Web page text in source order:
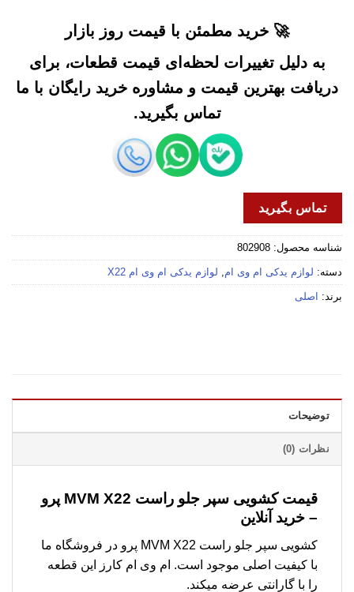
🚀 خرید مطمئن با قیمت روز بازار
به دلیل تغییرات لحظه‌ای قیمت قطعات، برای
دریافت بهترین قیمت و مشاوره خرید رایگان با ما
تماس بگیرید.
تماس بگیرید
شناسه محصول: 802908
دسته: لوازم یدکی ام وی ام, لوازم یدکی ام وی ام X22
برند: اصلی
توضیحات
نظرات (0)
قیمت کشویی سپر جلو راست MVM X22 پرو
– خرید آنلاین
کشویی سپر جلو راست MVM X22 پرو در فروشگاه ما
با کیفیت اصلی موجود است. ام وی ام کارز این قطعه
را با گارانتی عرضه میکند.